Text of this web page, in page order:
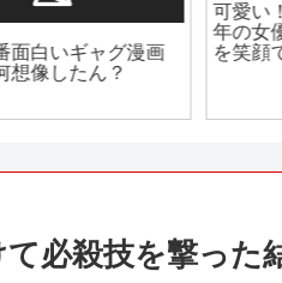
ュー17
誕生日
【芸能】菊川怜
歳で雰囲気ガラリ
必殺技を撃った